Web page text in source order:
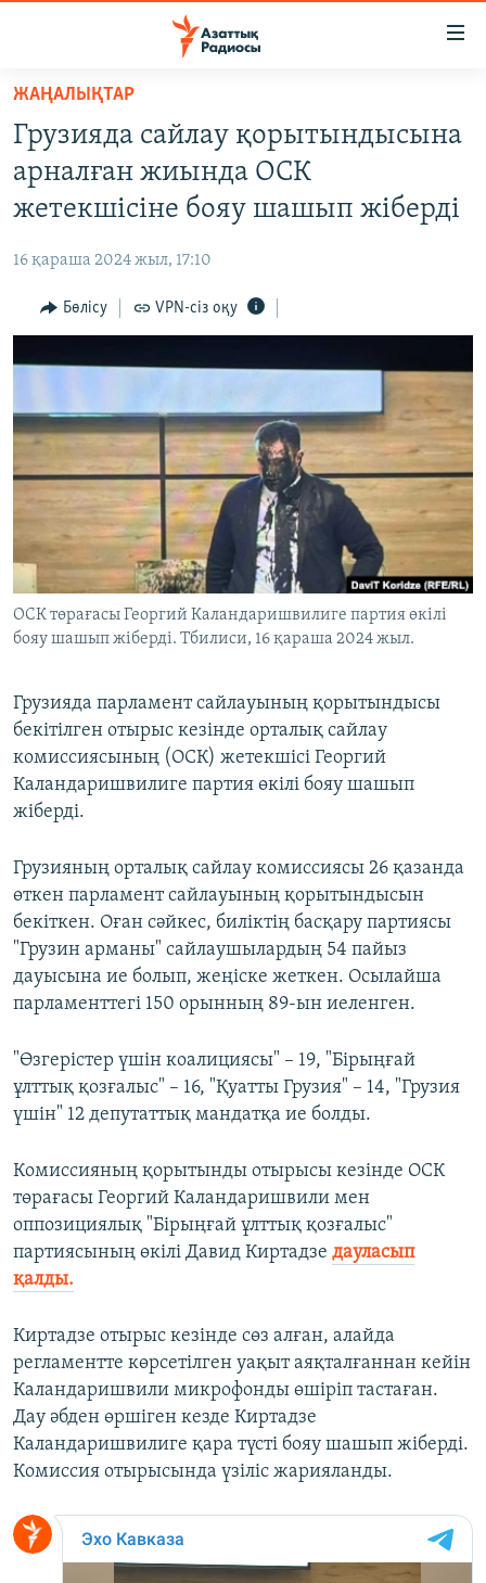
Skip
main
content
Skip
to
main
Navigation
to
САЯСАТ
AZATTYQTV
АДАМ ҚҰҚЫҚТАРЫ
ӘЛЕУМЕТ
Русский
ЖАЗЫЛЫҢЫЗ
Басқа тілдерде
ЖАҢАЛЫҚТАР
Грузияда сайлау қорытындысына
арналған жиында ОСК
жетекшісіне бояу шашып жіберді
16 қараша 2024 жыл, 17:10
Бөлісу VPN-сіз оқу
ОСК төрағасы Георгий Каландаришвилиге партия өкілі
бояу шашып жіберді. Тбилиси, 16 қараша 2024 жыл.
Грузияда парламент сайлауының қорытындысы
бекітілген отырыс кезінде орталық сайлау
комиссиясының (ОСК) жетекшісі Георгий
Каландаришвилиге партия өкілі бояу шашып
жіберді.
Грузияның орталық сайлау комиссиясы 26 қазанда
өткен парламент сайлауының қорытындысын
бекіткен. Оған сәйкес, биліктің басқару партиясы
"Грузин арманы" сайлаушылардың 54 пайыз
дауысына ие болып, жеңіске жеткен. Осылайша
парламенттегі 150 орынның 89-ын иеленген.
"Өзгерістер үшін коалициясы" – 19, "Бірыңғай
ұлттық қозғалыс" – 16, "Қуатты Грузия" – 14, "Грузия
үшін" 12 депутаттық мандатқа ие болды.
Комиссияның қорытынды отырысы кезінде ОСК
төрағасы Георгий Каландаришвили мен
оппозициялық "Бірыңғай ұлттық қозғалыс"
партиясының өкілі Давид Киртадзе дауласып
қалды.
Киртадзе отырыс кезінде сөз алған, алайда
регламентте көрсетілген уақыт аяқталғаннан кейін
Каландаришвили микрофонды өшіріп тастаған.
Дау әбден өршіген кезде Киртадзе
Каландаришвилиге қара түсті бояу шашып жіберді.
Комиссия отырысында үзіліс жарияланды.